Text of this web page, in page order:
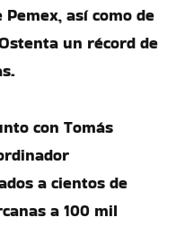
así como de
un récord de
con Tomás
a cientos de
a 100 mil